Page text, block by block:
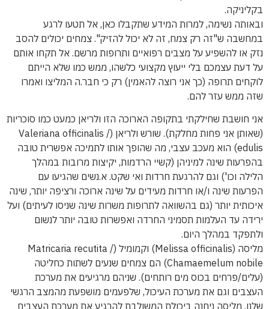
בקליניקה.
ובאותה נשימה, למרות המידע שתקבלו כאן, אל תטעו לרגע
במחשבה ש"זה רק צמח, זה לא יכול להזיק". צמחים יכולים להסב
נזק או להשפיע על מצבים רפואיים ותרופות מרשם. אל תקחו אותם
על דעת עצמכם בלי ייעוץ מקצועי כלשהו, ממש כמו שלא הייתם
לוקחים תרופה (כך אני רוצה להאמין) רק כי חבר.ה המליצו ואמרו
שזה ממש עזר להם.
אני חושבת שחילקתי בתקופה הארוכה הזו ולריאן כמעט כמו סוכריות
(שאותן אני פחות מחלקת). שורש ולריאן (Valeriana officinalis /
edulis) הוא מעכב עצבי, מה שהופך אותו לתמיכה אפשרית טובה
בהפרעות שינה למיניהן (קשיי הרדמות, יקיצות מרובות במהלך
הלילה וכו') וגם להרגעת חרדות ואי שקט. א.נשים שהגיעו עם
הפרעות שינה ו/או חרדות מעידים על שינה ארוכה ורציפה יותר, שינה
איכותית יותר (גם בהשוואה לתרופות משרות שינה שניסו לעיתים) ועל
ירידה עד העלמות תסמיני החרדה ואפשרות טובה יותר לנשום
ולתפקד במהלך היום.
מליסה (Melissa officinalis) וקמומיל (Matricaria recutita /
Chamaemelum nobile) הם צמחים שנעים לשתות כחליטה
(עלים/פרחים בכוס מים רותחים). שניהם מרגיעים את מערכת
העצבים וגם את מערכת העיכול, שלפעמים מושפעת מהמצב הרגשי
שלנו. מליסה ניחנה ביכולת המשולבת להרגיע את מערכת העצבים